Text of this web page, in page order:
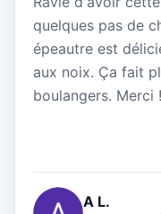
quelques pas de
épeautre est
aux noix. Ça fait
boulangers. Merci !
A L.